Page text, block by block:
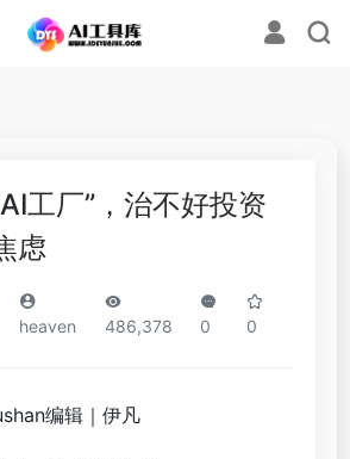
工厂”，治不好投资
虑
heaven 486,378 0 0
编辑｜伊凡